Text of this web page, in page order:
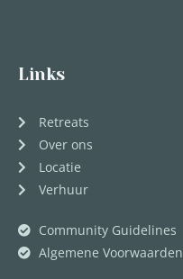
Links
Retreats
Over ons
Locatie
Verhuur
Community Guidelines
Algemene Voorwaarden